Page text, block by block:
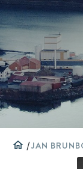
home /JAN